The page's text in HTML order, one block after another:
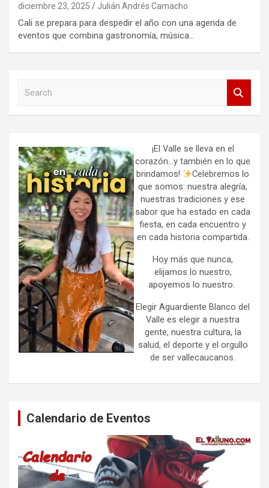
diciembre 23, 2025 Julián Andrés Camacho
Cali se prepara para despedir el año con una agenda de
eventos que combina gastronomía, música…
h
¡El Valle se lleva en el
corazón…y también en lo que
brindamos!
Celebremos lo
que somos: nuestra alegría,
nuestras tradiciones y ese
sabor que ha estado en cada
fiesta, en cada encuentro y
en cada historia compartida.
Hoy más que nunca,
elijamos lo nuestro,
apoyemos lo nuestro.
Elegir Aguardiente Blanco del
Valle es elegir a nuestra
gente, nuestra cultura, la
salud, el deporte y el orgullo
de ser vallecaucanos.
Calendario de Eventos